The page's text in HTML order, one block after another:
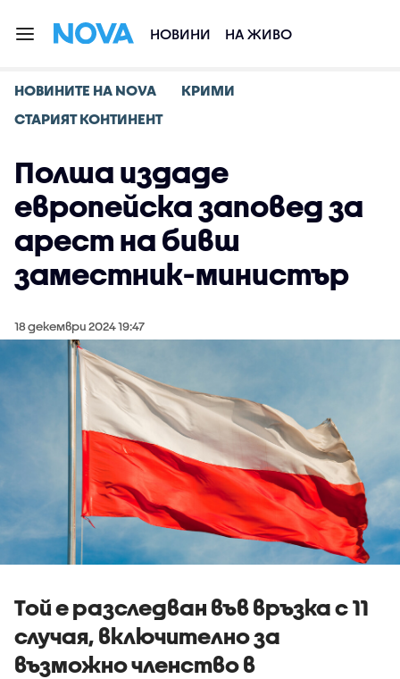
НОВИНИ НА ЖИВО
НОВИНИТЕ НА NOVA
КРИМИ
СТАРИЯТ КОНТИНЕНТ
Полша издаде
европейска заповед за
арест на бивш
заместник-министър
18 декември 2024 19:47
Той е разследван във връзка с 11
случая, включително за
възможно членство в